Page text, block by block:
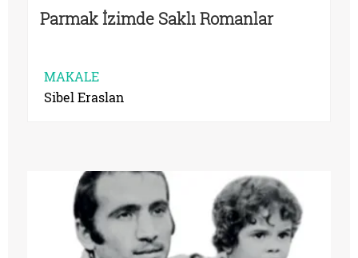
Parmak İzimde Saklı Romanlar
MAKALE
Sibel Eraslan